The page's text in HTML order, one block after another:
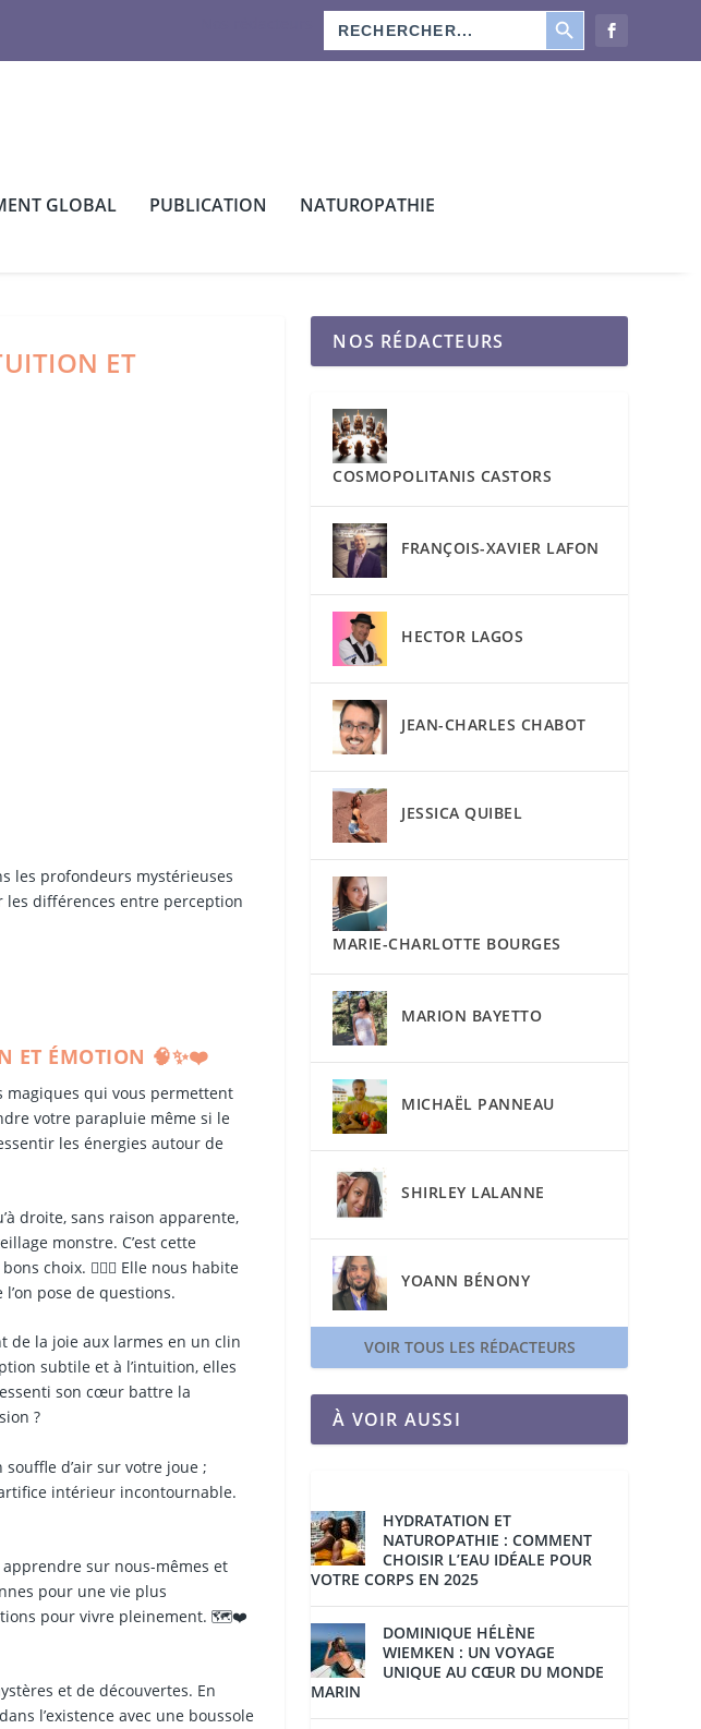
Search
for:
SEARCH BUTTON
GLOBAL PUBLICATION NATUROPATHIE
ET
les profondeurs mystérieuses
les différences entre perception
ET ÉMOTION 🧠✨❤️
magiques qui vous permettent
votre parapluie même si le
les énergies autour de
droite, sans raison apparente,
monstre. C’est cette
choix. 🕵️‍♂️👣 Elle nous habite
pose de questions.
de la joie aux larmes en un clin
subtile et à l’intuition, elles
son cœur battre la
?
d’air sur votre joue ;
intérieur incontournable.
sur nous-mêmes et
pour une vie plus
pour vivre pleinement. 🗺️❤️
et de découvertes. En
l’existence avec une boussole
NOS RÉDACTEURS
COSMOPOLITANIS CASTORS
FRANÇOIS-XAVIER LAFON
HECTOR LAGOS
JEAN-CHARLES CHABOT
JESSICA QUIBEL
MARIE-CHARLOTTE BOURGES
MARION BAYETTO
MICHAËL PANNEAU
SHIRLEY LALANNE
YOANN BÉNONY
VOIR TOUS LES RÉDACTEURS
À VOIR AUSSI
HYDRATATION ET
NATUROPATHIE : COMMENT
CHOISIR L’EAU IDÉALE POUR
VOTRE CORPS EN 2025
DOMINIQUE HÉLÈNE
WIEMKEN : UN VOYAGE
UNIQUE AU CŒUR DU MONDE
MARIN